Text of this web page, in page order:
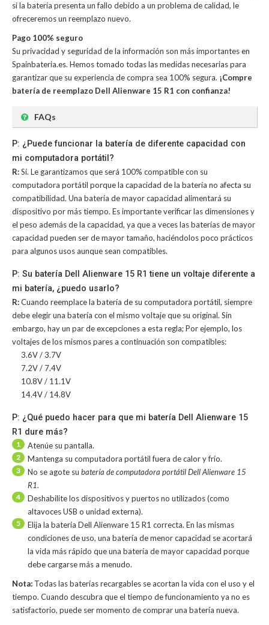
si la batería presenta un fallo debido a un problema de calidad, le
ofreceremos un reemplazo nuevo.
Pago 100% seguro
Su privacidad y seguridad de la información son más importantes en
Spainbateria.es. Hemos tomado todas las medidas necesarias para
garantizar que su experiencia de compra sea 100% segura. ¡Compre
batería de reemplazo Dell Alienware 15 R1 con confianza!
FAQs
P: ¿Puede funcionar la batería de diferente capacidad con
mi computadora portátil?
R:Sí. Le garantizamos que será 100% compatible con su
computadora portátil porque la capacidad de la batería no afecta su
compatibilidad. Una batería de mayor capacidad alimentará su
dispositivo por más tiempo. Es importante verificar las dimensiones y
el peso además de la capacidad, ya que a veces las baterías de mayor
capacidad pueden ser de mayor tamaño, haciéndolos poco prácticos
para algunos usos aunque sean compatibles.
P: Su batería Dell Alienware 15 R1 tiene un voltaje diferente a
mi batería, ¿puedo usarlo?
R:Cuando reemplace la batería de su computadora portátil, siempre
debe elegir una batería con el mismo voltaje que su original. Sin
embargo, hay un par de excepciones a esta regla; Por ejemplo, los
voltajes de los mismos pares a continuación son compatibles:
3.6V / 3.7V
7.2V / 7.4V
10.8V / 11.1V
14.4V / 14.8V
P: ¿Qué puedo hacer para que mi batería Dell Alienware 15
R1 dure más?
1 Atenúe su pantalla.
2 Mantenga su computadora portátil fuera de calor y frío.
3 No se agote su batería de computadora portátil Dell Alienware 15
R1.
4
Deshabilite los dispositivos y puertos no utilizados (como
altavoces USB o unidad externa).
5
Elija la batería Dell Alienware 15 R1 correcta. En las mismas
condiciones de uso, una batería de menor capacidad se acortará
la vida más rápido que una batería de mayor capacidad porque
debe cargarse más a menudo.
Nota: Todas las baterías recargables se acortan la vida con el uso y el
tiempo. Cuando descubra que el tiempo de funcionamiento ya no es
satisfactorio, puede ser momento de comprar una batería nueva.